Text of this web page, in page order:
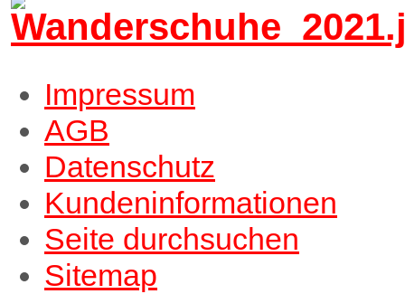
Impressum
AGB
Datenschutz
Kundeninformationen
Seite durchsuchen
Sitemap